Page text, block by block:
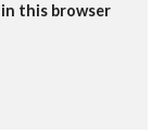
in this browser